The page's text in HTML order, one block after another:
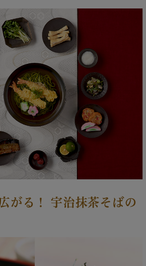
がる！ 宇治抹茶そばの